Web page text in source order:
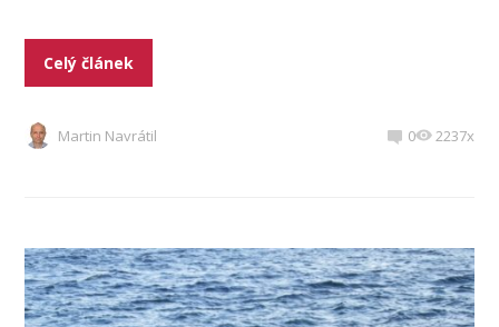
Celý článek
Martin Navrátil 0 2237x